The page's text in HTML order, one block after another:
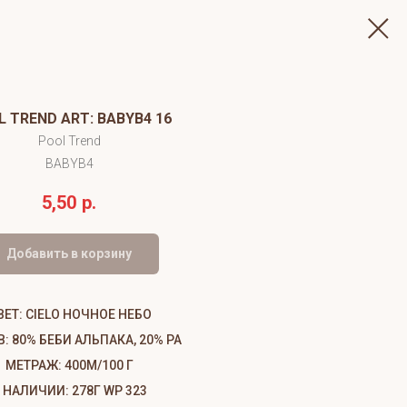
TREND ART: BABYB4 16
Pool Trend
BABYB4
5,50 р.
Добавить в корзину
CIELO НОЧНОЕ НЕБО
80% БЕБИ АЛЬПАКА, 20% PA
МЕТРАЖ: 400М/100 Г
НАЛИЧИИ: 278Г WP 323